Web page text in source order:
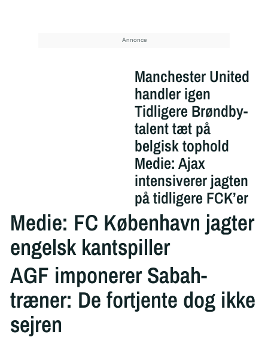
Manchester United
handler igen
Tidligere Brøndby-
talent tæt på
belgisk tophold
Medie: Ajax
intensiverer jagten
på tidligere FCK’er
Medie: FC København jagter
engelsk kantspiller
AGF imponerer Sabah-
træner: De fortjente dog ikke
sejren